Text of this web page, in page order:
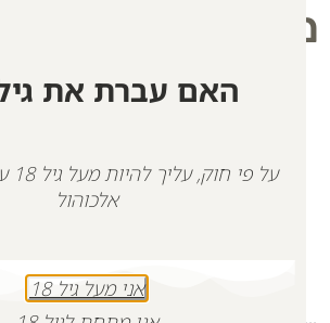
מוצרים קשורים
האם עברת את גיל
אלכוהול
אני מעל גיל 18